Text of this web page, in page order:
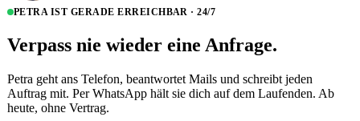
PETRA IST GERADE ERREICHBAR · 24/7
Verpass nie wieder eine Anfrage.
Petra geht ans Telefon, beantwortet Mails und schreibt jeden
Auftrag mit. Per WhatsApp hält sie dich auf dem Laufenden. Ab
heute, ohne Vertrag.